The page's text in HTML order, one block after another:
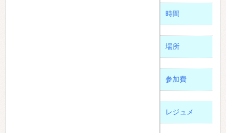
時間
場所
参加費
レジュメ